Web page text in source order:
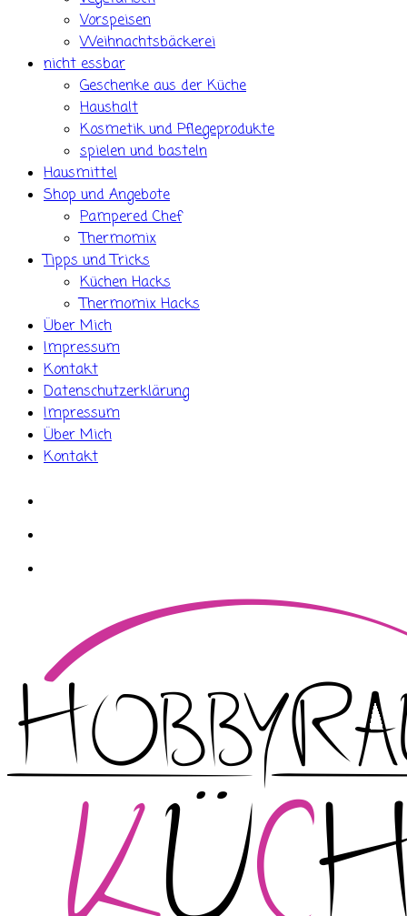
Vorspeisen
Weihnachtsbäckerei
nicht essbar
Geschenke aus der Küche
Haushalt
Kosmetik und Pflegeprodukte
spielen und basteln
Hausmittel
Shop und Angebote
Pampered Chef
Thermomix
Tipps und Tricks
Küchen Hacks
Thermomix Hacks
Über Mich
Impressum
Kontakt
Datenschutzerklärung
Impressum
Über Mich
Kontakt